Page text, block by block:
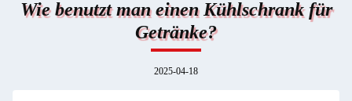
Wie benutzt man einen Kühlschrank für
Getränke?
2025-04-18